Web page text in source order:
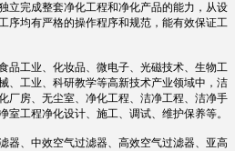
立完成整套净化工程和净化产品的能力，从设
序均有严格的操作程序和规范，能有效保证工
品工业、化妆品、微电子、光磁技术、生物工
、工业、科研教学等高新技术产业领域中，洁
厂房、无尘室、净化工程、洁净工程、洁净手
室工程净化设计、施工、调试、维护保养等。
器、中效空气过滤器、高效空气过滤器、亚高